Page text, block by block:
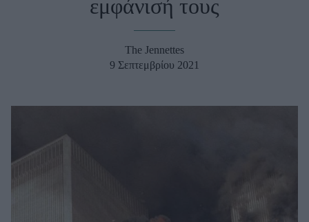
Well being
εμφάνισή τους
The Jennettes
9 Σεπτεμβρίου 2021